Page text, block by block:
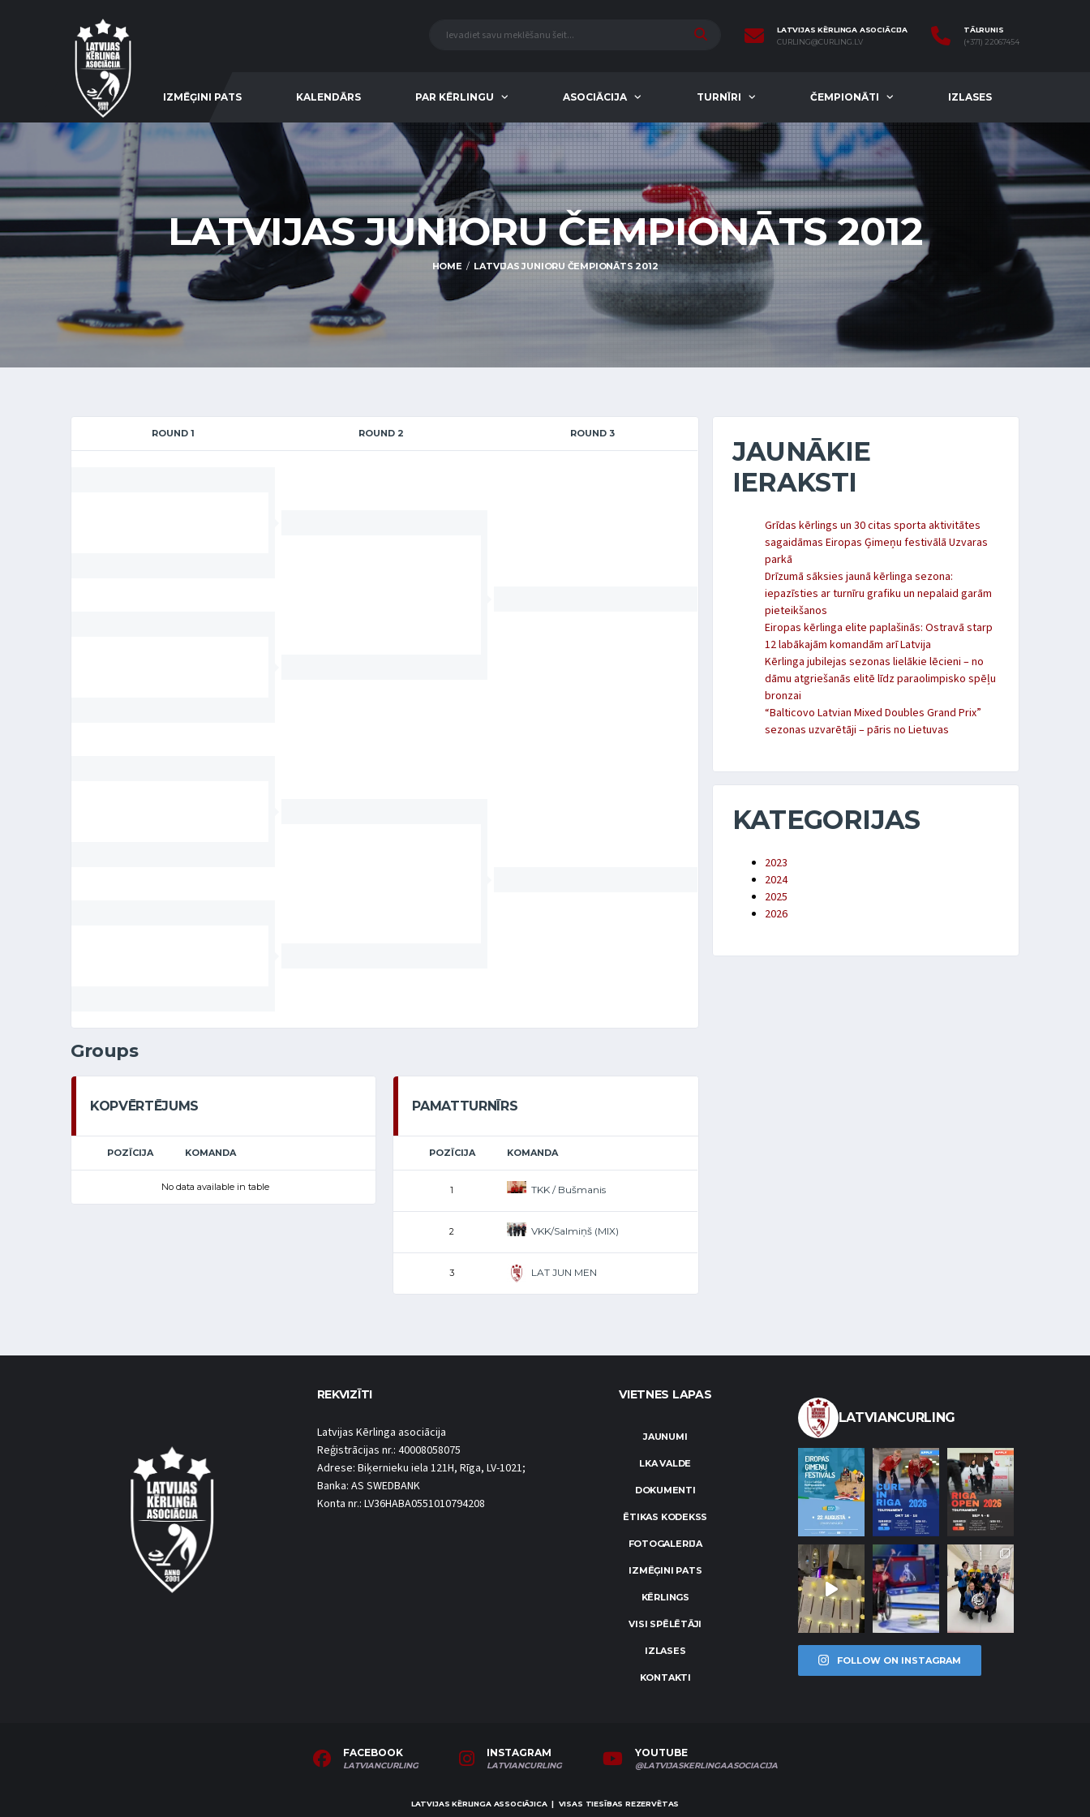
LATVIJAS KĒRLINGA ASOCIĀCIJA
CURLING@CURLING.LV
TĀLRUNIS
(+371) 22067454
IZMĒĢINI PATS KALENDĀRS PAR KĒRLINGU ASOCIĀCIJA TURNĪRI ČEMPIONĀTI IZLASES
LATVIJAS JUNIORU ČEMPIONĀTS 2012
HOME LATVIJAS JUNIORU ČEMPIONĀTS 2012
ROUND 1 ROUND 2 ROUND 3
Groups
KOPVĒRTĒJUMS
POZĪCIJA KOMANDA
No data available in table
PAMATTURNĪRS
POZĪCIJA KOMANDA
1 TKK / Bušmanis
2 VKK/Salmiņš (MIX)
3 LAT JUN MEN
JAUNĀKIE
IERAKSTI
Grīdas kērlings un 30 citas sporta aktivitātes
sagaidāmas Eiropas Ģimeņu festivālā Uzvaras
parkā
Drīzumā sāksies jaunā kērlinga sezona:
iepazīsties ar turnīru grafiku un nepalaid garām
pieteikšanos
Eiropas kērlinga elite paplašinās: Ostravā starp
12 labākajām komandām arī Latvija
Kērlinga jubilejas sezonas lielākie lēcieni – no
dāmu atgriešanās elitē līdz paraolimpisko spēļu
bronzai
“Balticovo Latvian Mixed Doubles Grand Prix”
sezonas uzvarētāji – pāris no Lietuvas
KATEGORIJAS
2023
2024
2025
2026
REKVIZĪTI
Latvijas Kērlinga asociācija
Reģistrācijas nr.: 40008058075
Adrese: Biķernieku iela 121H, Rīga, LV-1021;
Banka: AS SWEDBANK
Konta nr.: LV36HABA0551010794208
VIETNES LAPAS
JAUNUMI
LKA VALDE
DOKUMENTI
ĒTIKAS KODEKSS
FOTOGALERIJA
IZMĒĢINI PATS
KĒRLINGS
VISI SPĒLĒTĀJI
IZLASES
KONTAKTI
LATVIANCURLING
FOLLOW ON INSTAGRAM
FACEBOOK
LATVIANCURLING
INSTAGRAM
LATVIANCURLING
YOUTUBE
@LATVIJASKERLINGAASOCIACIJA
LATVIJAS KĒRLINGA ASSOCIĀJICA | VISAS TIESĪBAS REZERVĒTAS